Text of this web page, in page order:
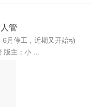
管
月停工，近期又开始动
版主：小 ...